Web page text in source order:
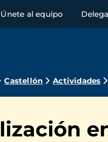
Únete al equipo
Castellón Actividades